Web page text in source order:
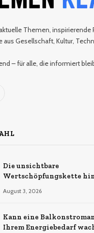
Themen, inspirierende
Gesellschaft, Kultur,
– für alle, die informiert
Die unsichtbare
Wertschöpfungskette
Ökonomie, EU-Fertigung
wirklich bedeuten
August 3, 2026
Kann eine
Ihrem Energiebedarf